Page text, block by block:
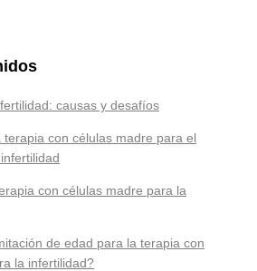
causas y desafíos
con células madre para el
con células madre para la
de edad para la terapia con
la infertilidad?